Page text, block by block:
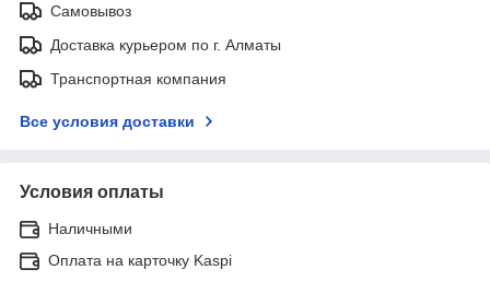
Самовывоз
Доставка курьером по г. Алматы
Транспортная компания
Все условия доставки
Условия оплаты
Наличными
Оплата на карточку Kaspi